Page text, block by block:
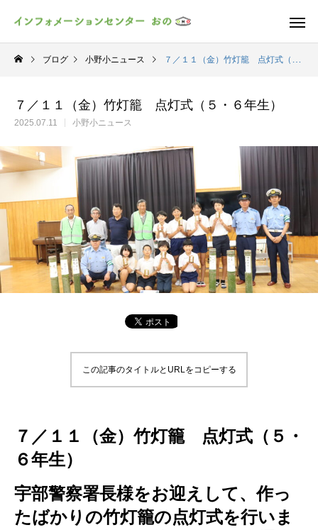
ブログ 小野小ニュース ７／１１（金）竹灯籠 点灯式（５・６年生）
７／１１（金）竹灯籠 点灯式（５・６年生）
2025.07.11 小野小ニュース
この記事のタイトルとURLをコピーする
７／１１（金）竹灯籠 点灯式（５・
６年生）
宇部警察署長様をお迎えして、作っ
たばかりの竹灯籠の点灯式を行いま